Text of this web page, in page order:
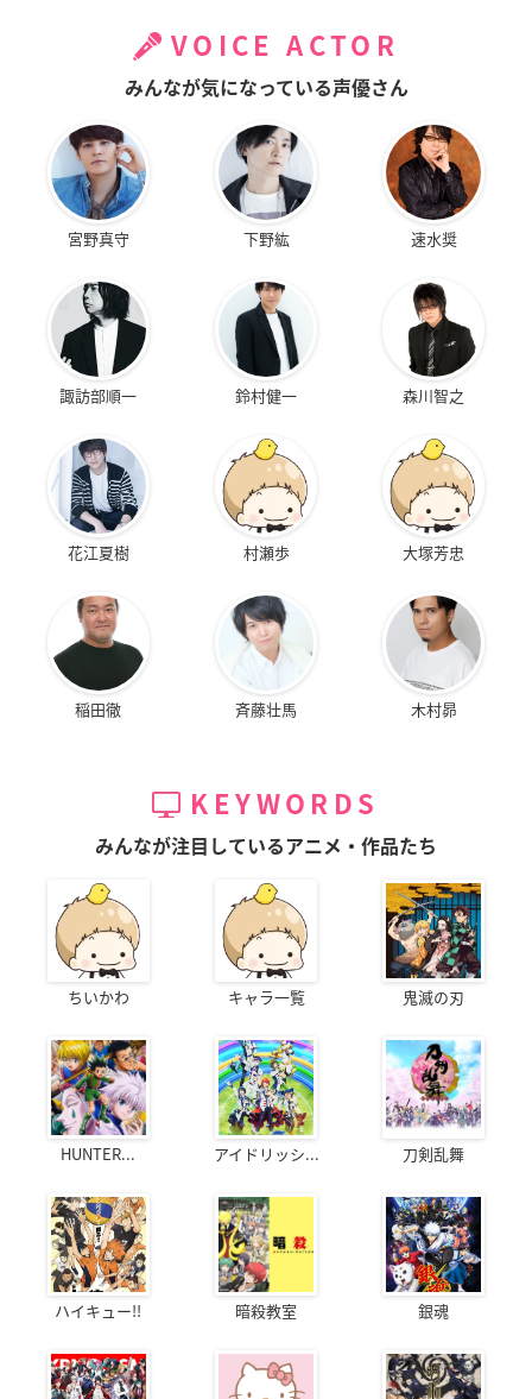
VOICE ACTOR
みんなが気になっている声優さん
宮野真守 下野紘 速水奨
諏訪部順一 鈴村健一 森川智之
花江夏樹 村瀬歩 大塚芳忠
稲田徹 斉藤壮馬 木村昴
KEYWORDS
みんなが注目しているアニメ・作品たち
ちいかわ キャラ一覧 鬼滅の刃
HUNTER... アイドリッシ... 刀剣乱舞
ハイキュー!! 暗殺教室 銀魂